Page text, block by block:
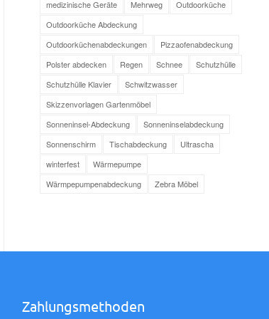
medizinische Geräte Mehrweg
Outdoorküche
Outdoorküche Abdeckung
Outdoorküchenabdeckungen
Pizzaofenabdeckung
Polster abdecken
Regen Schnee
Schutzhülle
Schutzhülle Klavier
Schwitzwasser
Skizzenvorlagen Gartenmöbel
Sonneninsel-Abdeckung
Sonneninselabdeckung
Sonnenschirm
Tischabdeckung
Ultrascha
winterfest
Wärmepumpe
Wärmpepumpenabdeckung
Zebra Möbel
Zahlungsmethoden